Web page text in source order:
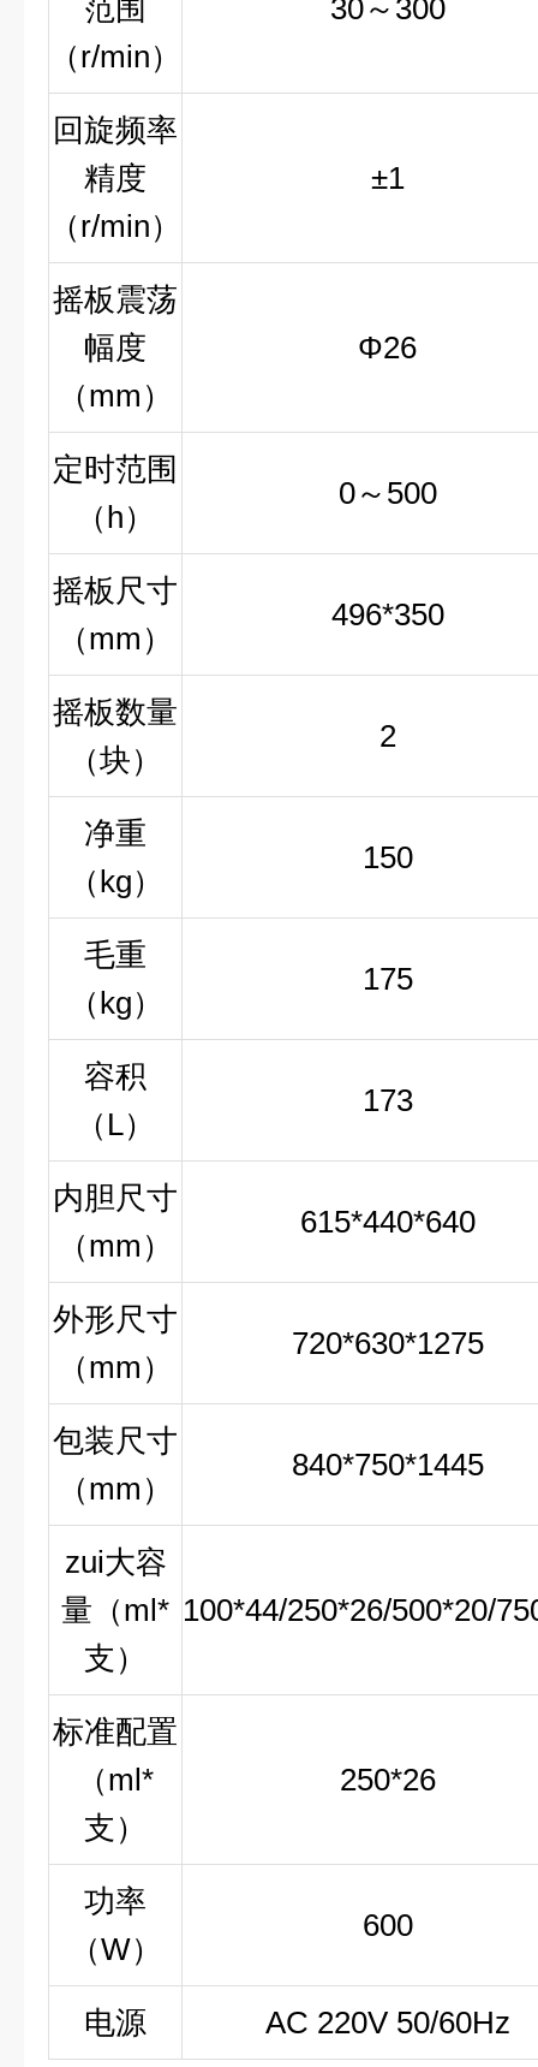
范围
（r/min）
30～ 300
回旋频率
精度
（r/min）
±1
摇板震荡
幅度
（mm ）
Φ26
定时范围
（h）
0～ 500
摇板尺寸
（mm ）
496*350
摇板数量
（块）
2
净重
（kg）
150
毛重
（kg）
175
容积
（ L）
173
内胆尺寸
（mm ）
615*440*640
外形尺寸
（mm ）
720*630*1275
包装尺寸
（mm ）
840*750*1445
zui大容
量（ml*
支）
100*44/250*26/500*20/
标准配置
（ml*
支）
250*26
功率
（W）
600
电源
AC 220V 50/60Hz